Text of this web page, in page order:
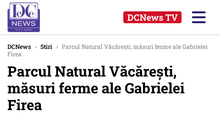
DCNews TV
DCNews › Stiri › Parcul Natural Văcărești, măsuri ferme ale Gabrielei
Firea
Parcul Natural Văcărești,
măsuri ferme ale Gabrielei
Firea